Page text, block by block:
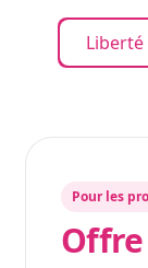
Liberté
Pour les